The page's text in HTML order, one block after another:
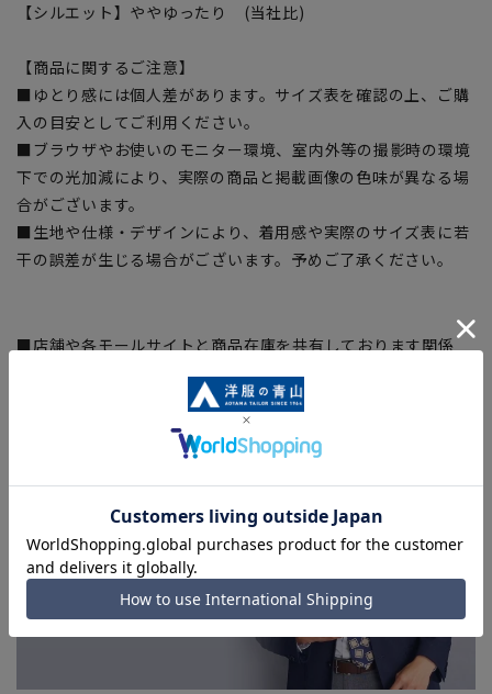
【シルエット】ややゆったり (当社比)
【商品に関するご注意】
■ゆとり感には個人差があります。サイズ表を確認の上、ご購
入の目安としてご利用ください。
■ブラウザやお使いのモニター環境、室内外等の撮影時の環境
下での光加減により、実際の商品と掲載画像の色味が異なる場
合がございます。
■生地や仕様・デザインにより、着用感や実際のサイズ表に若
干の誤差が生じる場合がございます。予めご了承ください。
■店舗や各モールサイトと商品在庫を共有しております関係
上、ご注文いただいたタイミングにより欠品が発生し、ご注文
を完了できない場合がございます。予めご了承ください。(お
急ぎ発送のご注文につきましても、ご注文のタイミングによっ
てはお急ぎ発送サービスを選択できない場合がございます。)